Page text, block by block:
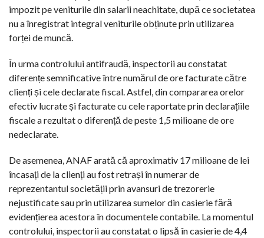
impozit pe veniturile din salarii neachitate, după ce societatea
nu a înregistrat integral veniturile obținute prin utilizarea
forței de muncă.
În urma controlului antifraudă, inspectorii au constatat
diferențe semnificative între numărul de ore facturate către
clienți și cele declarate fiscal. Astfel, din compararea orelor
efectiv lucrate și facturate cu cele raportate prin declarațiile
fiscale a rezultat o diferență de peste 1,5 milioane de ore
nedeclarate.
De asemenea, ANAF arată că aproximativ 17 milioane de lei
încasați de la clienți au fost retrași în numerar de
reprezentantul societății prin avansuri de trezorerie
nejustificate sau prin utilizarea sumelor din casierie fără
evidențierea acestora în documentele contabile. La momentul
controlului, inspectorii au constatat o lipsă în casierie de 4,4